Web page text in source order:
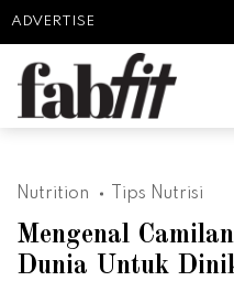
ADVERTISE
Nutrition Tips Nutrisi
Mengenal
Dunia Untuk